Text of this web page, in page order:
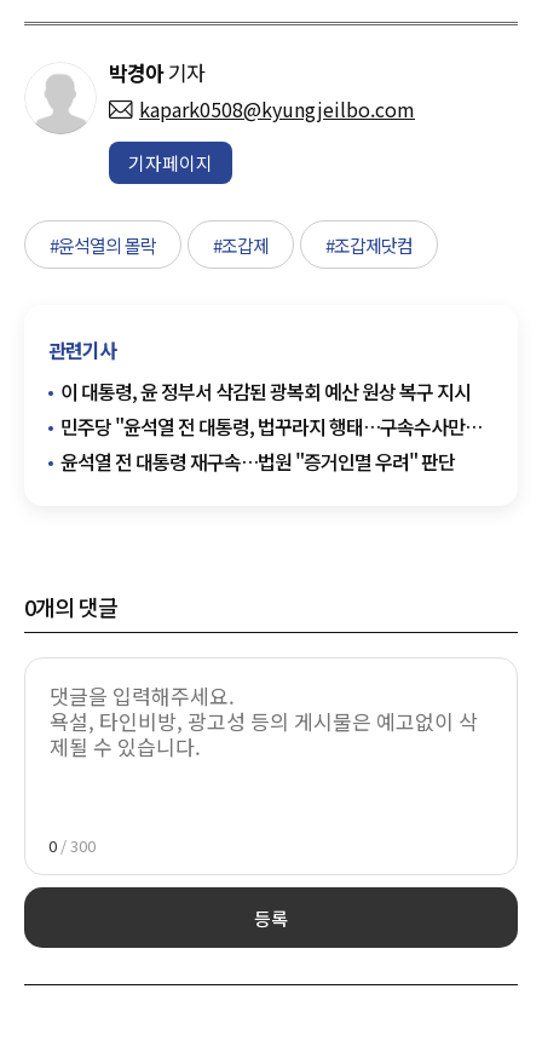
박경아기자
kapark0508@kyungjeilbo.com
기자페이지
#윤석열의 몰락 #조갑제 #조갑제닷컴
관련기사
이 대통령, 윤 정부서 삭감된 광복회 예산 원상 복구 지시
민주당 "윤석열 전 대통령, 법꾸라지 행태…구속수사만이
해답"
윤석열 전 대통령 재구속…법원 "증거인멸 우려" 판단
0개의 댓글
0 / 300
등록